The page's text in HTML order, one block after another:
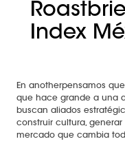
Index
En anotherpensamos
que hace grande a una
buscan aliados
construir cultura,
mercado que cambia